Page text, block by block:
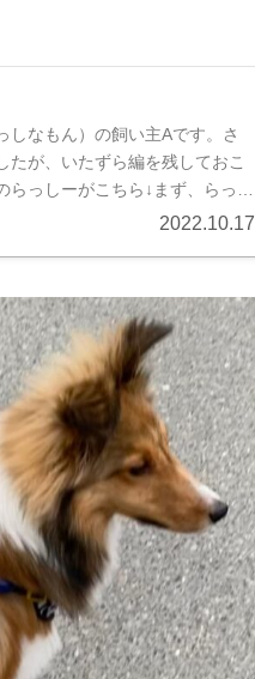
しなもん）の飼い主Aです。さ
たが、いたずら編を残しておこ
らっしーがこちら↓まず、らっし
2022.10.17